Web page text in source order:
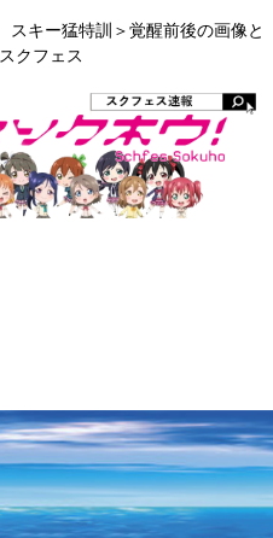
キー猛特訓＞覚醒前後の画像と
クフェス